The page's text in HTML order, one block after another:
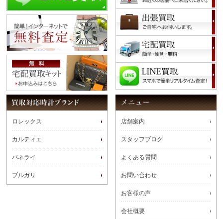
ロレックス
カルティエ
パネライ
ブルガリ
店舗案内
スタッフブログ
よくある質問
お問い合わせ
お客様の声
会社概要